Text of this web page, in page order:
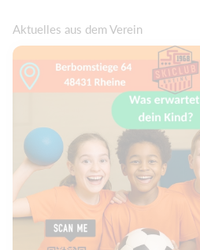
Aktuelles aus dem Verein